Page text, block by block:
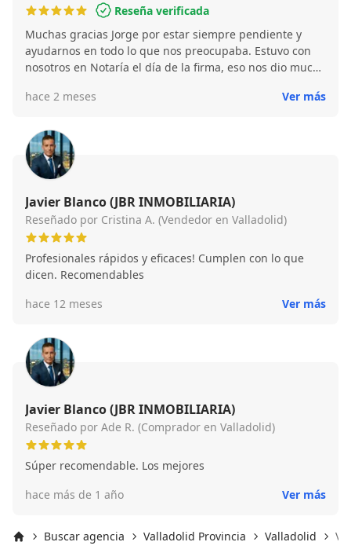
Reseña verificada
Muchas gracias Jorge por estar siempre pendiente y
ayudarnos en todo lo que nos preocupaba. Estuvo con
nosotros en Notaría el día de la firma, eso nos dio mucha
hace 2 meses
Ver más
Javier Blanco (JBR INMOBILIARIA)
Reseñado por Cristina A. (Vendedor en Valladolid)
Profesionales rápidos y eficaces! Cumplen con lo que
dicen. Recomendables
hace 12 meses
Ver más
Javier Blanco (JBR INMOBILIARIA)
Reseñado por Ade R. (Comprador en Valladolid)
Súper recomendable. Los mejores
hace más de 1 año
Ver más
Buscar agencia Valladolid Provincia Valladolid